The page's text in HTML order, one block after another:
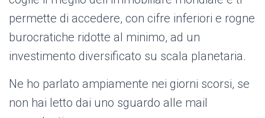
permette di accedere, con cifre inferiori e rogne
burocratiche ridotte al minimo, ad un
investimento diversificato su scala planetaria.
Ne ho parlato ampiamente nei giorni scorsi, se
non hai letto dai uno sguardo alle mail